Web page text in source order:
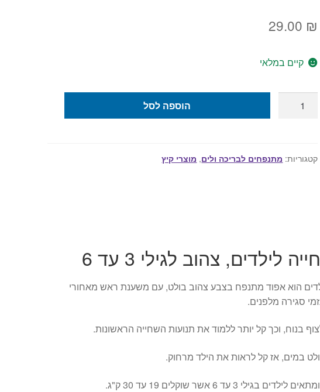
29.00 ₪
קיים במלאי
לילדים
הוספה לסל
קטגוריות: מתנפחים לבריכה ולים, מוצרי קיץ
לילדים, צהוב לגילי 3 עד 6
הוא אפוד מתנפח בצבע צהוב בולט, עם משענת ראש מאחורי
סגירה מלפנים.
בנוח, וכך קל יותר ללמוד את תנועות השחייה הראשונות.
במים, אז קל לראות את הילד מרחוק.
בגילי 3 עד 6 אשר שוקלים 19 עד 30 ק"ג.